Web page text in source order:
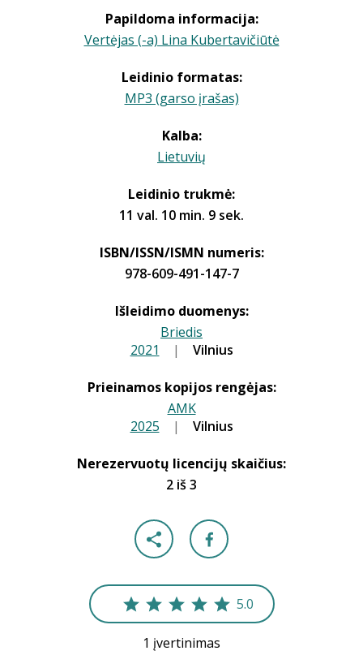
Papildoma informacija:
Vertėjas (-a) Lina Kubertavičiūtė
Leidinio formatas:
MP3 (garso įrašas)
Kalba:
Lietuvių
Leidinio trukmė:
11 val. 10 min. 9 sek.
ISBN/ISSN/ISMN numeris:
978-609-491-147-7
Išleidimo duomenys:
Briedis
2021 | Vilnius
Prieinamos kopijos rengėjas:
AMK
2025 | Vilnius
Nerezervuotų licencijų skaičius:
2 iš 3
5.0
1 įvertinimas